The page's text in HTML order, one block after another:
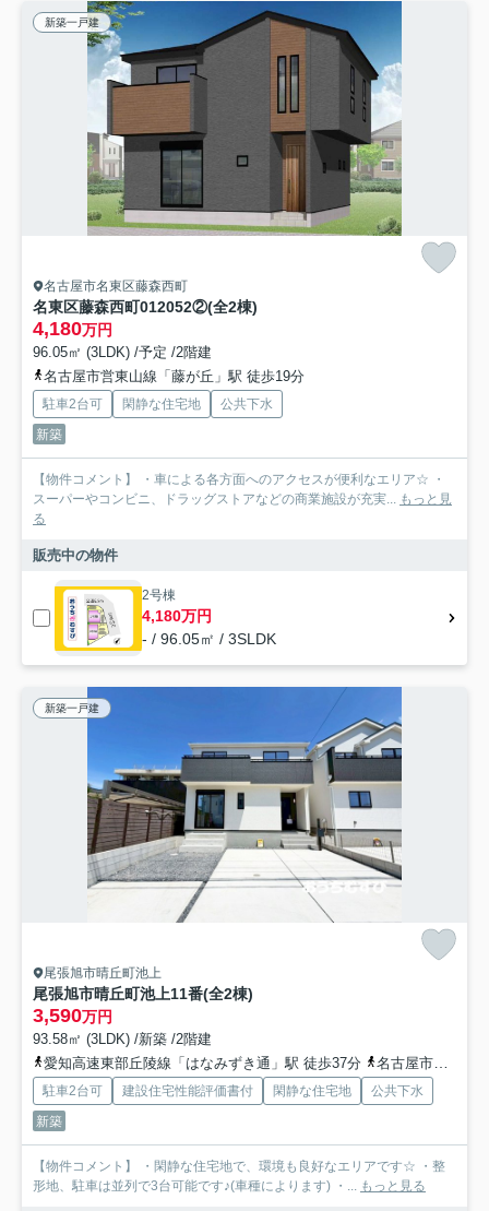
新築一戸建
名古屋市名東区藤森西町
名東区藤森西町012052②(全2棟)
4,180万円
96.05㎡ (3LDK) /予定 /2階建
名古屋市営東山線「藤が丘」駅 徒歩19分
駐車2台可 閑静な住宅地
公共下水
新築
【物件コメント】 ・車による各方面へのアクセスが便利なエリア☆ ・
スーパーやコンビニ、ドラッグストアなどの商業施設が充実... もっと見
る
販売中の物件
2号棟
4,180万円
- / 96.05㎡ / 3SLDK
新築一戸建
尾張旭市晴丘町池上
尾張旭市晴丘町池上11番(全2棟)
3,590万円
93.58㎡ (3LDK) /新築 /2階建
愛知高速東部丘陵線「はなみずき通」駅 徒歩37分
名古屋市営東山線「藤が丘」駅 徒歩44分
駐車2台可 建設住宅性能評価書付 閑静な住宅地
公共下水
新築
【物件コメント】 ・閑静な住宅地で、環境も良好なエリアです☆ ・整
形地、駐車は並列で3台可能です♪(車種によります) ・...
もっと見る